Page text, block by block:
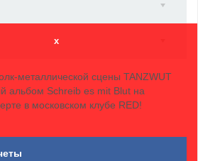
x
металлической сцены TANZWUT
альбом Schreib es mit Blut на
в московском клубе RED!